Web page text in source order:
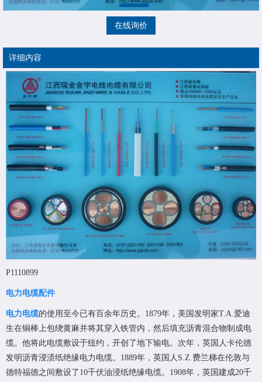
在线询价
详细内容
P1110899
电力电缆配件
电力电缆的使用至今已有百余年历史。1879年，美国发明家T.A.爱迪
生在铜棒上包绕黄麻并将其穿入铁管内，然后填充沥青混合物制成电
缆。他将此电缆敷设于纽约，开创了地下输电。次年，英国人卡伦德
发明沥青浸渍纸绝缘电力电缆。1889年，英国人S.Z.费兰梯在伦敦与
德特福德之间敷设了10千伏油浸纸绝缘电缆。1908年，英国建成20千